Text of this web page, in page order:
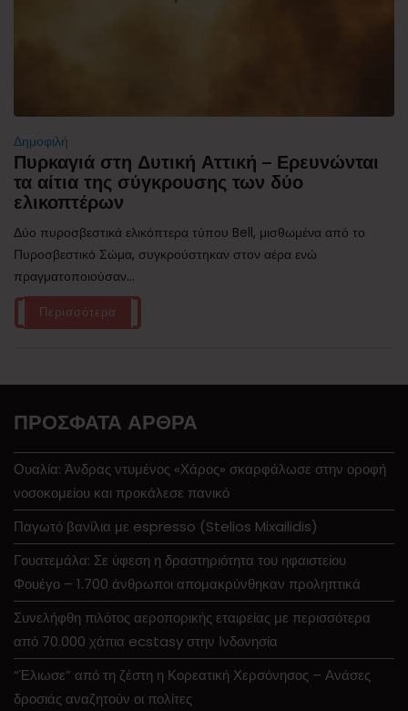
Δημοφιλή
Πυρκαγιά στη Δυτική Αττική – Ερευνώνται
τα αίτια της σύγκρουσης των δύο
ελικοπτέρων
Δύο πυροσβεστικά ελικόπτερα τύπου Bell, μισθωμένα από το
Πυροσβεστικό Σώμα, συγκρούστηκαν στον αέρα ενώ
πραγματοποιούσαν...
Περισσότερα
ΠΡΌΣΦΑΤΑ ΆΡΘΡΑ
Ουαλία: Άνδρας ντυμένος «Χάρος» σκαρφάλωσε στην οροφή
νοσοκομείου και προκάλεσε πανικό
Παγωτό βανίλια με espresso (Stelios Mixailidis)
Γουατεμάλα: Σε ύφεση η δραστηριότητα του ηφαιστείου
Φουέγο – 1.700 άνθρωποι απομακρύνθηκαν προληπτικά
Συνελήφθη πιλότος αεροπορικής εταιρείας με περισσότερα
από 70.000 χάπια ecstasy στην Ινδονησία
“Έλιωσε” από τη ζέστη η Κορεατική Χερσόνησος – Ανάσες
δροσιάς αναζητούν οι πολίτες